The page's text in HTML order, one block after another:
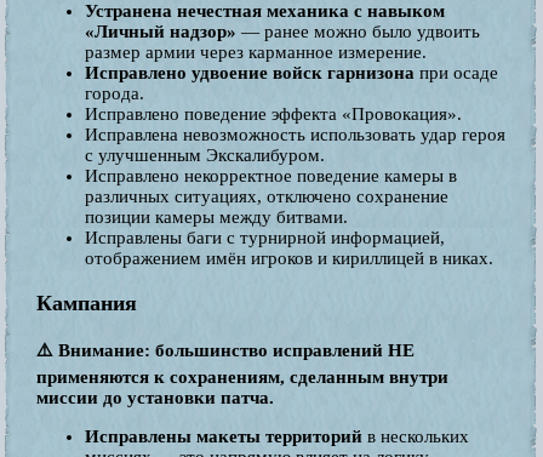
Устранена нечестная механика с навыком
«Личный надзор» — ранее можно было удвоить
размер армии через карманное измерение.
Исправлено удвоение войск гарнизона при осаде
города.
Исправлено поведение эффекта «Провокация».
Исправлена невозможность использовать удар героя
с улучшенным Экскалибуром.
Исправлено некорректное поведение камеры в
различных ситуациях, отключено сохранение
позиции камеры между битвами.
Исправлены баги с турнирной информацией,
отображением имён игроков и кириллицей в никах.
Кампания
⚠️ Внимание: большинство исправлений НЕ
применяются к сохранениям, сделанным внутри
миссии до установки патча.
Исправлены макеты территорий в нескольких